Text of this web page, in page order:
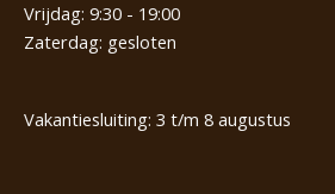
Vrijdag: 9:30 - 19:00
Zaterdag: gesloten
Vakantiesluiting: 3 t/m 8 augustus